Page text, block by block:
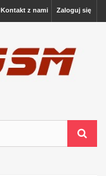
Zaloguj się
Kontakt z nami